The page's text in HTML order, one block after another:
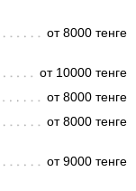
от 8000 тенге
от 10000 тенге
от 8000 тенге
от 8000 тенге
от 9000 тенге